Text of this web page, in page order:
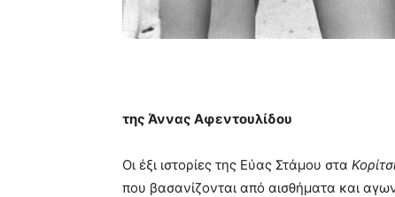
της Άννας Αφεντουλίδου
Οι έξι ιστορίες της Εύας Στάμου στα
που βασανίζονται από αισθήματα και